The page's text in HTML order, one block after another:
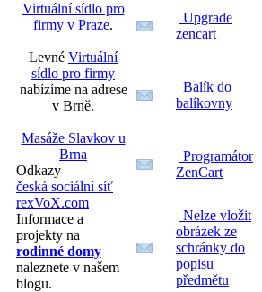
Virtuální sídlo pro
firmy v Praze.
Levné Virtuální
sídlo pro firmy
nabízíme na adrese
v Brně.
Masáže Slavkov u
Brna
Odkazy
česká sociální síť
rexVoX.com
Informace a
projekty na
rodinné domy
naleznete v našem
blogu.
Upgrade
zencart
Balík do
balíkovny
Programátor
ZenCart
Nelze vložit
obrázek ze
schránky do
popisu
předmětu